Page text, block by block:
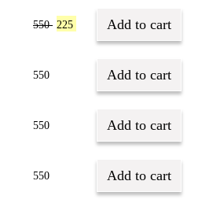
550 225 Add to cart
550 Add to cart
550 Add to cart
550 Add to cart